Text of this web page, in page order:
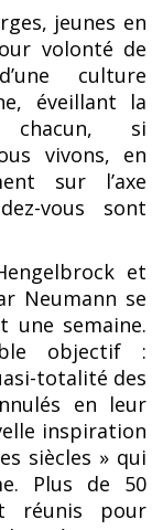
jeunes en
volonté de
culture
éveillant la
chacun, si
vivons, en
sur l’axe
vous sont
et
Neumann se
une semaine.
objectif :
totalité des
en leur
inspiration
siècles » qui
Plus de 50
réunis pour